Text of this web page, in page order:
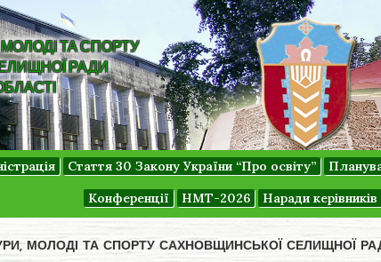
МОЛОДІ ТА СПОРТУ
РАДИ
Стаття 30 Закону України “Про освіту”
Конференції
НМТ-2026 Наради керівників
МОЛОДІ ТА СПОРТУ САХНОВЩИНСЬКОЇ СЕЛИЩНОЇ